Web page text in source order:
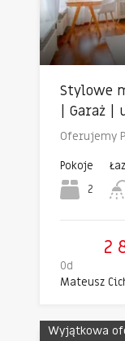
Stylowe
| Garaż
Oferujemy
Pokoje
2
2
Od
Mateusz
Wyjątkowa